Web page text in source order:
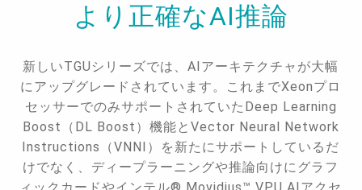
より正確なAI推論
新しいTGUシリーズでは、AIアーキテクチャが大幅
にアップグレードされています。これまでXeonプロ
セッサーでのみサポートされていたDeep Learning
Boost（DL Boost）機能とVector Neural Network
Instructions（VNNI）を新たにサポートしているだ
けでなく、ディープラーニングや推論向けにグラフ